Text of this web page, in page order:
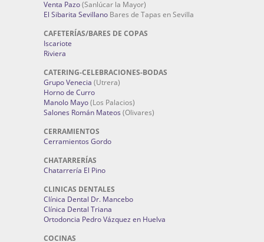
Venta Pazo(Sanlúcar la Mayor)
El Sibarita Sevillano Bares de Tapas en Sevilla
CAFETERÍAS/BARES DE COPAS
Iscariote
Riviera
CATERING-CELEBRACIONES-BODAS
Grupo Venecia (Utrera)
Horno de Curro
Manolo Mayo(Los Palacios)
Salones Román Mateos (Olivares)
CERRAMIENTOS
Cerramientos Gordo
CHATARRERÍAS
Chatarrería El Pino
CLINICAS DENTALES
Clínica Dental Dr. Mancebo
Clínica Dental Triana
Ortodoncia Pedro Vázquez en Huelva
COCINAS